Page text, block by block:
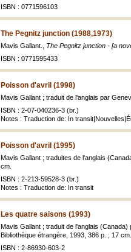
ISBN : 0771596103
The Pegnitz junction (1988,1973)
Mavis Gallant., The Pegnitz junction - [a
ISBN : 0771595433
Poisson d'avril (1998)
Mavis Gallant ; traduit de l'anglais par
ISBN : 2-07-040236-3 (br.)
Notes : Traduction de: In
Poisson d'avril (1995)
Mavis Gallant ; traduites de l'anglais
cm.
ISBN : 2-213-59528-3 (br.)
Notes : Traduction de: In transit
Les quatre saisons (1993)
Mavis Gallant ; traduit de l'anglais (Canada)
Bibliothèque étrangère, 1993, 386 p. ; 17 cm.
ISBN : 2-86930-603-2